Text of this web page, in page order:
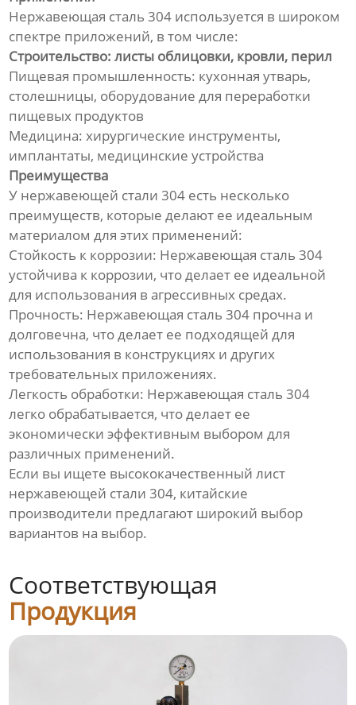
Нержавеющая сталь 304 используется в широком
спектре приложений, в том числе:
Строительство: листы облицовки, кровли, перил
Пищевая промышленность: кухонная утварь,
столешницы, оборудование для переработки
пищевых продуктов
Медицина: хирургические инструменты,
имплантаты, медицинские устройства
Преимущества
У нержавеющей стали 304 есть несколько
преимуществ, которые делают ее идеальным
материалом для этих применений:
Стойкость к коррозии: Нержавеющая сталь 304
устойчива к коррозии, что делает ее идеальной
для использования в агрессивных средах.
Прочность: Нержавеющая сталь 304 прочна и
долговечна, что делает ее подходящей для
использования в конструкциях и других
требовательных приложениях.
Легкость обработки: Нержавеющая сталь 304
легко обрабатывается, что делает ее
экономически эффективным выбором для
различных применений.
Если вы ищете высококачественный лист
нержавеющей стали 304, китайские
производители предлагают широкий выбор
вариантов на выбор.
Соответствующая
Продукция